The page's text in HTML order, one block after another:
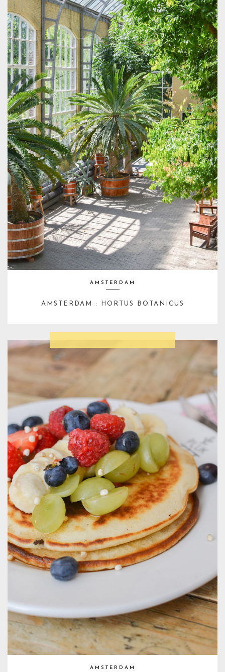
AMSTERDAM
AMSTERDAM : HORTUS BOTANICUS
AMSTERDAM